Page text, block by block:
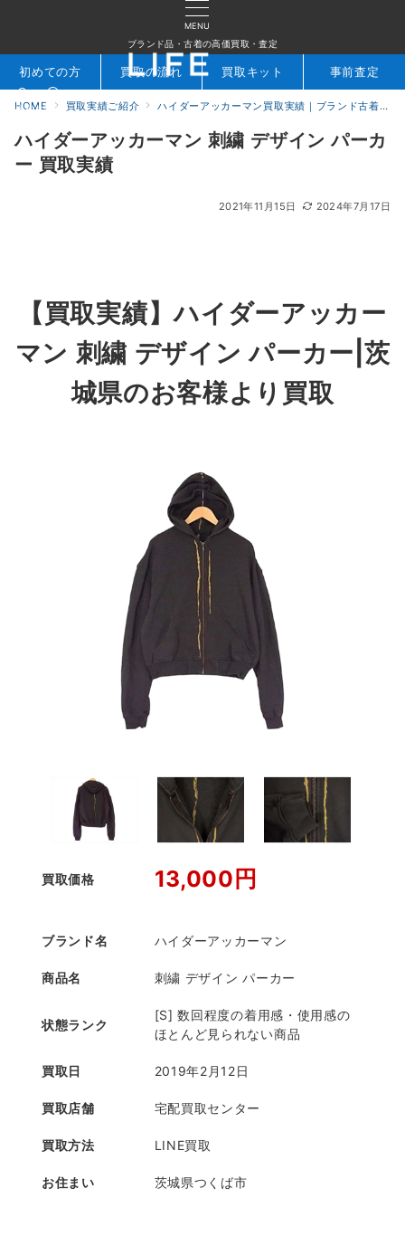
MENU
ブランド品・古着の高価買取・査定
検索 お問合せ
初めての方 買取の流れ 買取キット 事前査定
HOME 買取実績ご紹介 ハイダーアッカーマン買取実績｜ブランド古着専門店LIFE
ハイダーアッカーマン 刺繍 デザイン パーカ
ー 買取実績
2021年11月15日 2024年7月17日
【買取実績】ハイダーアッカー
マン 刺繍 デザイン パーカー|茨
城県のお客様より買取
買取価格 13,000円
ブランド名 ハイダーアッカーマン
商品名 刺繍 デザイン パーカー
状態ランク
[S] 数回程度の着用感・使用感の
ほとんど見られない商品
買取日 2019年2月12日
買取店舗 宅配買取センター
買取方法 LINE買取
お住まい 茨城県つくば市